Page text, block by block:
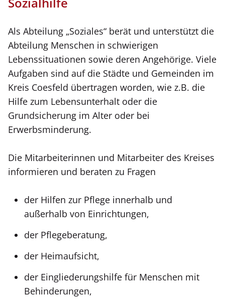
Als Abteilung „Soziales“ berät und unterstützt die
Abteilung Menschen in schwierigen
Lebenssituationen sowie deren Angehörige. Viele
Aufgaben sind auf die Städte und Gemeinden im
Kreis Coesfeld übertragen worden, wie z.B. die
Hilfe zum Lebensunterhalt oder die
Grundsicherung im Alter oder bei
Erwerbsminderung.
Die Mitarbeiterinnen und Mitarbeiter des Kreises
informieren und beraten zu Fragen
der Hilfen zur Pflege innerhalb und
außerhalb von Einrichtungen,
der Pflegeberatung,
der Heimaufsicht,
der Eingliederungshilfe für Menschen mit
Behinderungen,